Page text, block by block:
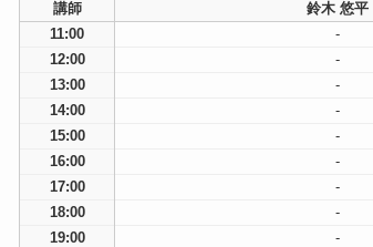
講師 鈴木 悠平
11:00
-
12:00
-
13:00
-
14:00
-
15:00
-
16:00
-
17:00
-
18:00
-
19:00
-